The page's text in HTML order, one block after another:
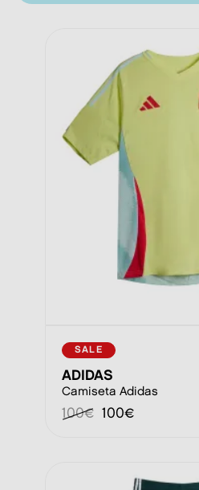
SALE
ADIDAS
Camiseta Adidas
100€ 100€